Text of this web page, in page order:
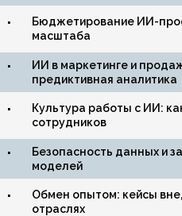
Бюджетирование ИИ-
масштаба
ИИ в маркетинге и
предиктивная аналитика
Культура работы с ИИ:
сотрудников
Безопасность данных и
моделей
Обмен опытом: кейсы
отраслях